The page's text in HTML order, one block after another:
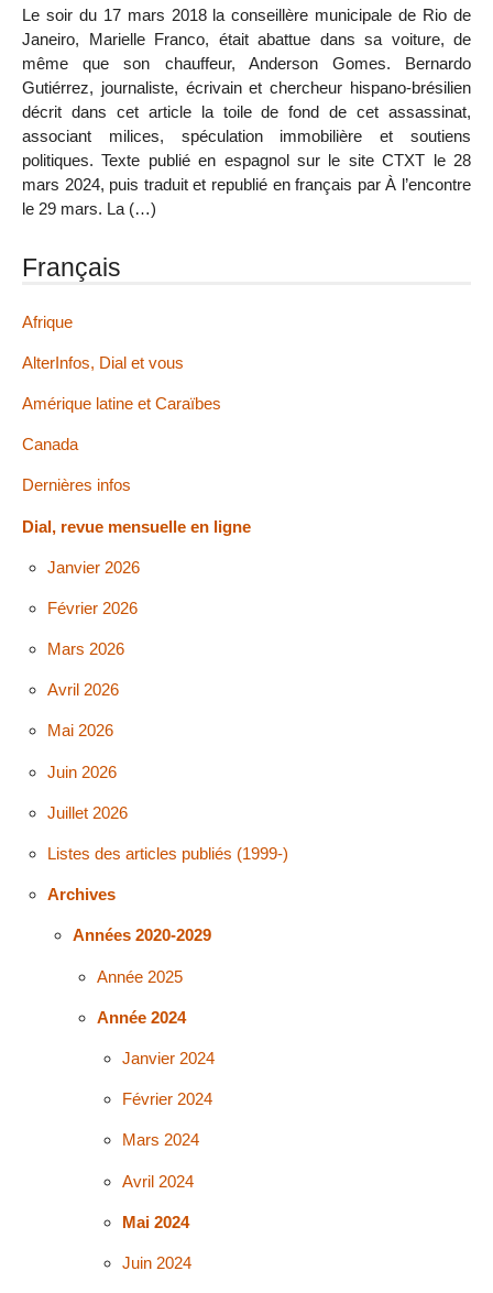
Le soir du 17 mars 2018 la conseillère municipale de Rio de
Janeiro, Marielle Franco, était abattue dans sa voiture, de
même que son chauffeur, Anderson Gomes. Bernardo
Gutiérrez, journaliste, écrivain et chercheur hispano-brésilien
décrit dans cet article la toile de fond de cet assassinat,
associant milices, spéculation immobilière et soutiens
politiques. Texte publié en espagnol sur le site CTXT le 28
mars 2024, puis traduit et republié en français par À l’encontre
le 29 mars. La (…)
Français
Afrique
AlterInfos, Dial et vous
Amérique latine et Caraïbes
Canada
Dernières infos
Dial, revue mensuelle en ligne
Janvier 2026
Février 2026
Mars 2026
Avril 2026
Mai 2026
Juin 2026
Juillet 2026
Listes des articles publiés (1999-)
Archives
Années 2020-2029
Année 2025
Année 2024
Janvier 2024
Février 2024
Mars 2024
Avril 2024
Mai 2024
Juin 2024